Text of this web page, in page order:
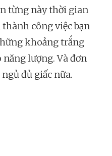
từng này thời gian
công việc bạn
khoảng trắng
năng lượng. Và đơn
đủ giấc nữa.